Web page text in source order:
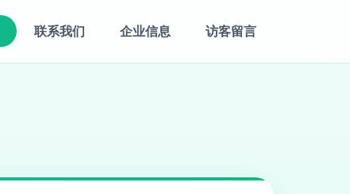
联系我们 企业信息 访客留言